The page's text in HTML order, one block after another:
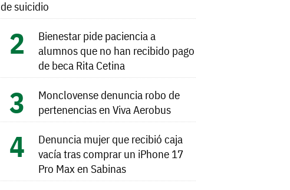
de suicidio
Bienestar pide paciencia a
alumnos que no han recibido pago
de beca Rita Cetina
Monclovense denuncia robo de
pertenencias en Viva Aerobus
Denuncia mujer que recibió caja
vacía tras comprar un iPhone 17
Pro Max en Sabinas